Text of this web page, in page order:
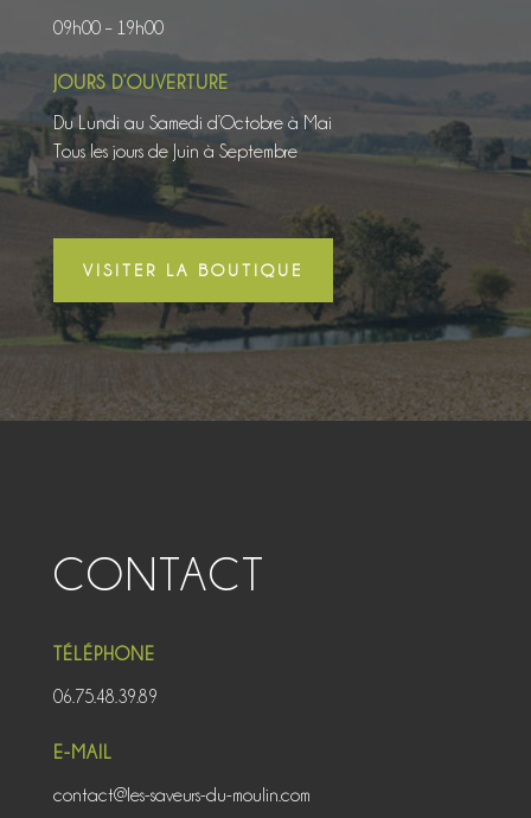
09h00 – 19h00
JOURS D’OUVERTURE
Du Lundi au Samedi d’Octobre à Mai
Tous les jours de Juin à Septembre
VISITER LA BOUTIQUE
CONTACT
TÉLÉPHONE
06.75.48.39.89
E-MAIL
contact@les-saveurs-du-moulin.com